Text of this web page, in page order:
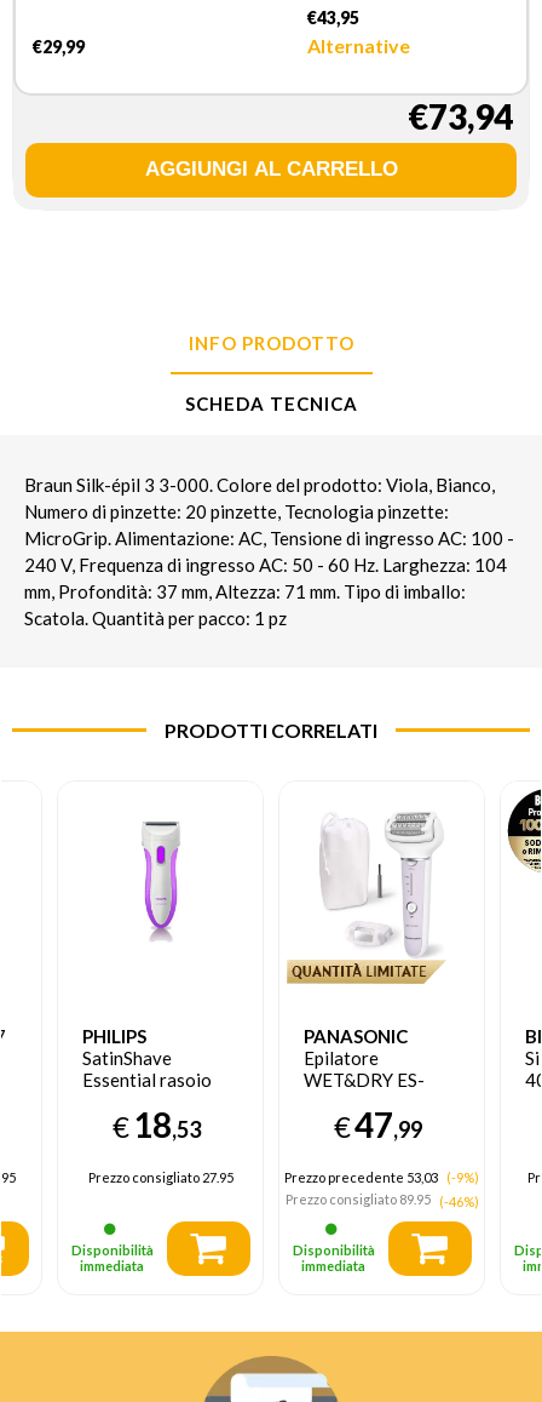
€29,99
€43,95
Alternative
€73,94
INFO PRODOTTO
SCHEDA TECNICA
Braun Silk-épil 3 3-000. Colore del prodotto: Viola, Bianco,
Numero di pinzette: 20 pinzette, Tecnologia pinzette:
MicroGrip. Alimentazione: AC, Tensione di ingresso AC: 100 -
240 V, Frequenza di ingresso AC: 50 - 60 Hz. Larghezza: 104
mm, Profondità: 37 mm, Altezza: 71 mm. Tipo di imballo:
Scatola. Quantità per pacco: 1 pz
PRODOTTI CORRELATI
PHILIPS
SatinShave
Essential rasoio
Dry per gambe
€18,53
Prezzo consigliato27.95
Disponibilità
immediata
PANASONIC
Epilatore
WET&DRY ES-
€47,99
Prezzo precedente 53,03
(-9%)
Prezzo consigliato89.95 (-46%)
Disponibilità
immediata